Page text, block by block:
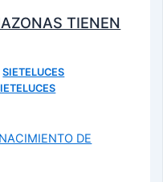
TIENEN
SIETELUCES